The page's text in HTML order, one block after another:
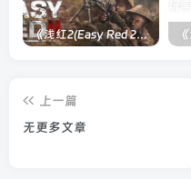
《浅红2(Easy Red 2)》[v1.5.0] 整合全部淞沪会战-南京保卫战等DLCs
上一篇
无更多文章